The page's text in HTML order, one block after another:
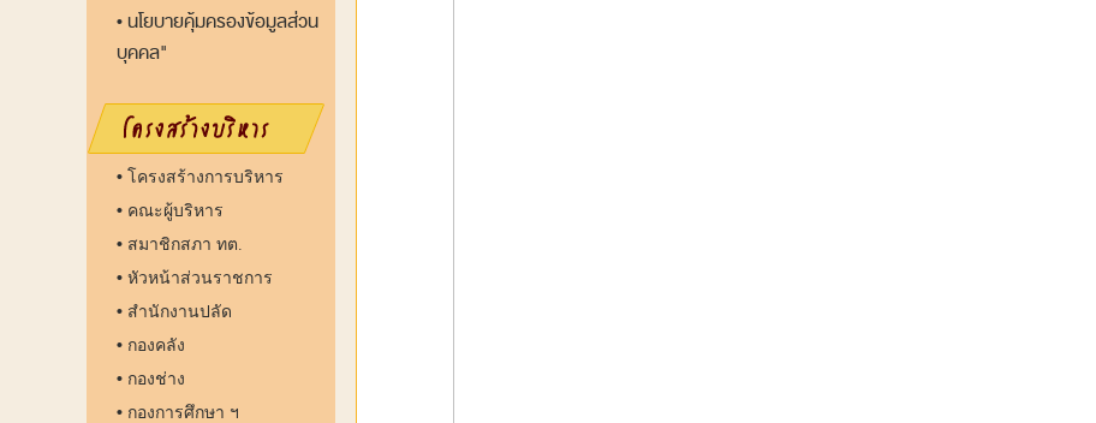
• นโยบายคุ้มครองข้อมูลส่วน
บุคคล"
• โครงสร้างการบริหาร
• คณะผู้บริหาร
• สมาชิกสภา ทต.
• หัวหน้าส่วนราชการ
• สำนักงานปลัด
• กองคลัง
• กองช่าง
• กองการศึกษา ฯ